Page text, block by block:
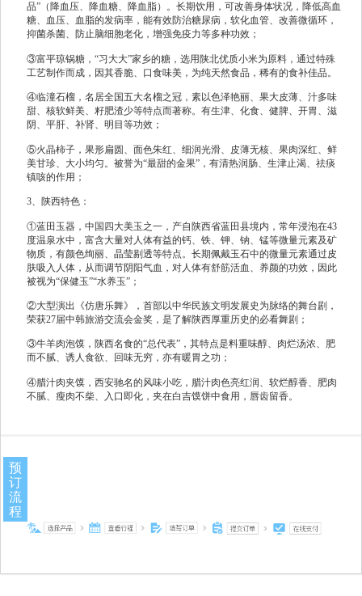
品”（降血压、降血糖、降血脂）。长期饮用，可改善身体状况，降低高血
糖、血压、血脂的发病率，能有效防治糖尿病，软化血管、改善微循环，
抑菌杀菌、防止脑细胞老化，增强免疫力等多种功效；
③富平琼锅糖，“习大大”家乡的糖，选用陕北优质小米为原料，通过特殊
工艺制作而成，因其香脆、口食味美，为纯天然食品，稀有的食补佳品。
④临潼石榴，名居全国五大名榴之冠，素以色泽艳丽、果大皮薄、汁多味
甜、核软鲜美、籽肥渣少等特点而著称。有生津、化食、健脾、开胃、滋
阴、平肝、补肾、明目等功效；
⑤火晶柿子，果形扁圆、面色朱红、细润光滑、皮薄无核、果肉深红、鲜
美甘珍、大小均匀。被誉为“最甜的金果”，有清热润肠、生津止渴、祛痰
镇咳的作用；
3、陕西特色：
①蓝田玉器，中国四大美玉之一，产自陕西省蓝田县境内，常年浸泡在43
度温泉水中，富含大量对人体有益的钙、铁、钾、钠、锰等微量元素及矿
物质，有颜色绚丽、晶莹剔透等特点。长期佩戴玉石中的微量元素通过皮
肤吸入人体，从而调节阴阳气血，对人体有舒筋活血、养颜的功效，因此
被视为“保健玉”“水养玉”；
②大型演出《仿唐乐舞》，首部以中华民族文明发展史为脉络的舞台剧，
荣获27届中韩旅游交流会金奖，是了解陕西厚重历史的必看舞剧；
③牛羊肉泡馍，陕西名食的“总代表”，其特点是料重味醇、肉烂汤浓、肥
而不腻、诱人食欲、回味无穷，亦有暖胃之功；
④腊汁肉夹馍，西安驰名的风味小吃，腊汁肉色亮红润、软烂醇香、肥肉
不腻、瘦肉不柴、入口即化，夹在白吉馍饼中食用，唇齿留香。
预
订
流
程